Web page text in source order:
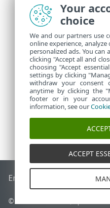
End of Life ESET Databáze
© 1992 - 2026 ESET, spol. s r.o.
Your
choice
We and our partners use
online experience,
personalized ads. You
clicking "Accept all and
choosing "Accept
settings by clicking
withdraw your consent
anytime by clicking the
footer or in your
information, see our
ACCEPT